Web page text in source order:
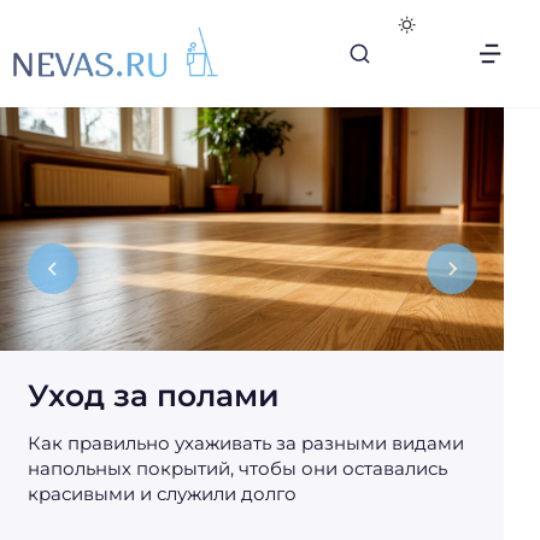
В
с
е
р
е
т
Уход за полами
Как правильно ухаживать за разными видами
напольных покрытий, чтобы они оставались
красивыми и служили долго